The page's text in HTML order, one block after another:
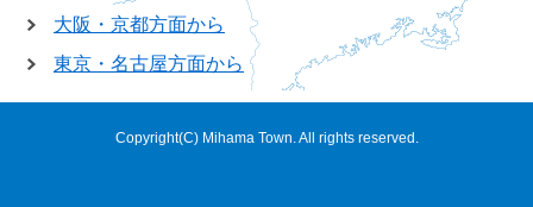
大阪・京都方面から
東京・名古屋方面から
Copyright(C) Mihama Town. All rights reserved.